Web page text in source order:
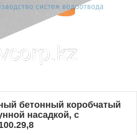
бетонный коробчатый
насадкой, с